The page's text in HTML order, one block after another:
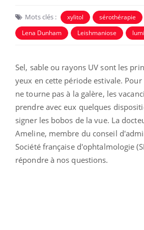
Mots clés : xylitol sérothérapie
Lena Dunham
Leishmaniose
Sel, sable ou rayons UV sont les
yeux en cette période estivale.
ne tourne pas à la galère, les
prendre avec eux quelques
signer les bobos de la vue. La
Ameline, membre du conseil
Société française d'ophtalmologie
répondre à nos questions.